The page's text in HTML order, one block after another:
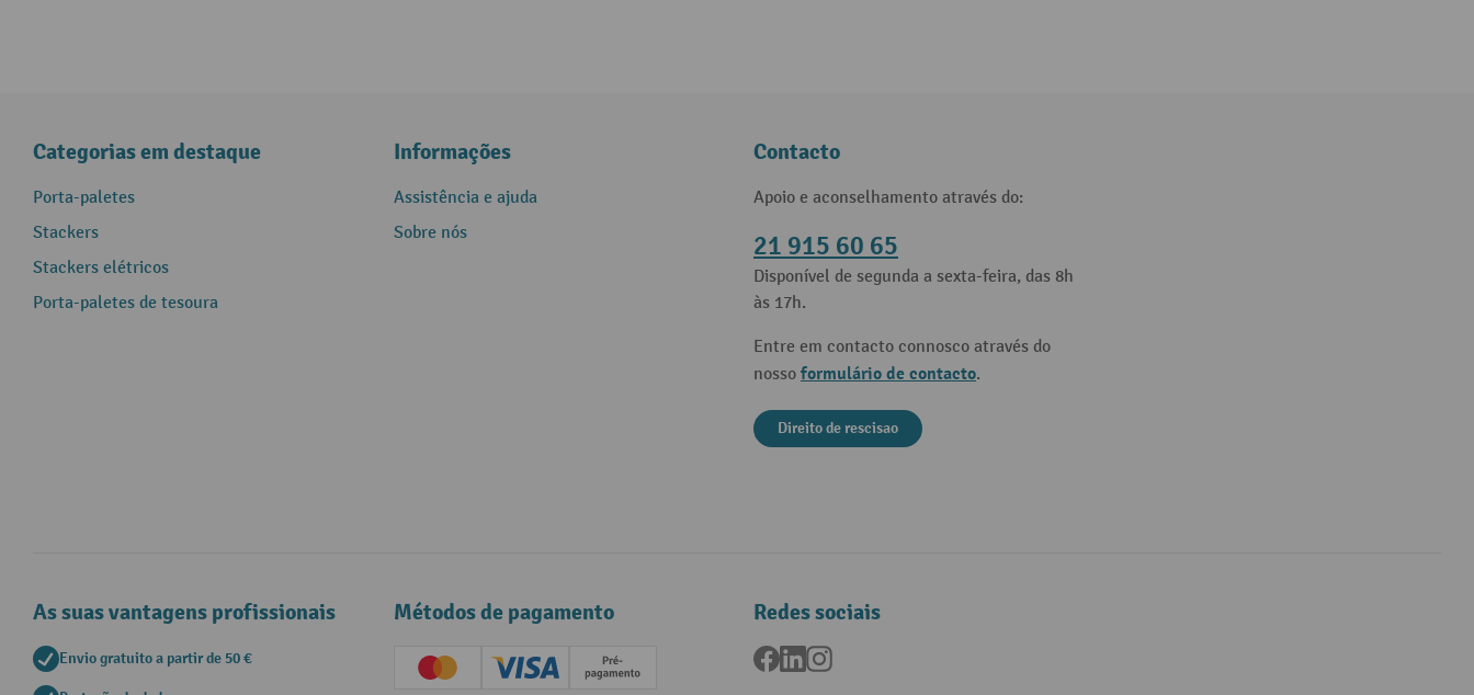
Categorias em destaque
Porta-paletes
Stackers
Stackers elétricos
Porta-paletes de tesoura
Informações
Assistência e ajuda
Sobre nós
Contacto
Apoio e aconselhamento através do:
21 915 60 65
Disponível de segunda a sexta-feira, das 8h
às 17h.
Entre em contacto connosco através do
nosso formulário de contacto.
Direito de rescisao
As suas vantagens profissionais
Envio gratuito a partir de 50 €
Métodos de pagamento
Creditcard (Master)Creditcard (Visa)Pré-pagamento
Redes sociais
Facebook
LinkedInInstagram